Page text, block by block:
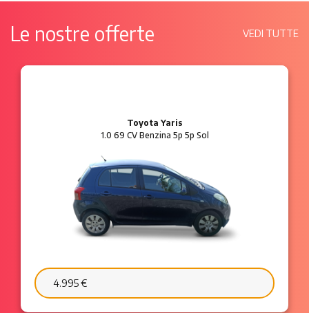
Le nostre offerte VEDI TUTTE
Ford Ka
1.2 8V 69 CV Benzina 3p Plus
6.595 €